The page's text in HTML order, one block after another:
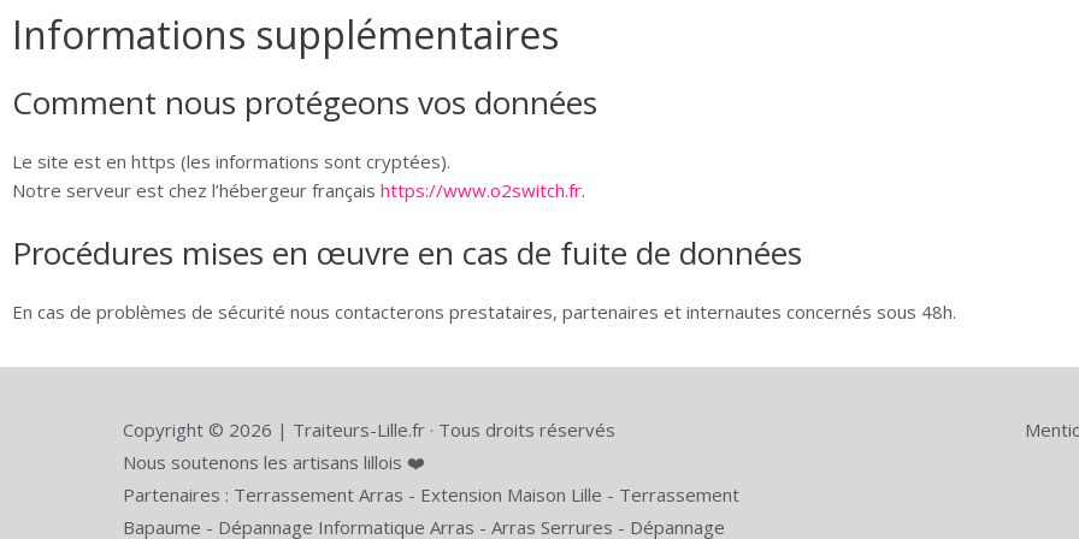
Informations supplémentaires
Comment nous protégeons vos données
Le site est en https (les informations sont cryptées).
Notre serveur est chez l’hébergeur français https://www.o2switch.fr.
Procédures mises en œuvre en cas de fuite de données
En cas de problèmes de sécurité nous contacterons prestataires, partenaires et internautes concernés sous 48h.
Copyright © 2026 | Traiteurs-Lille.fr · Tous droits réservés
Nous soutenons les artisans lillois ❤️
Partenaires : Terrassement Arras - Extension Maison Lille - Terrassement
Bapaume - Dépannage Informatique Arras - Arras Serrures - Dépannage